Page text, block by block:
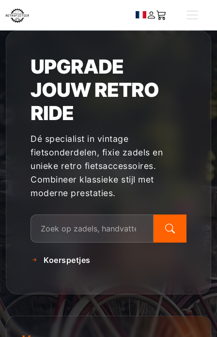
UPGRADE
JOUWRETRO
RIDE
Dé specialist in vintage
fietsonderdelen, fixie zadels en
unieke retro fietsaccessoires.
Combineer klassieke stijl met
moderne prestaties.
Koerspetjes